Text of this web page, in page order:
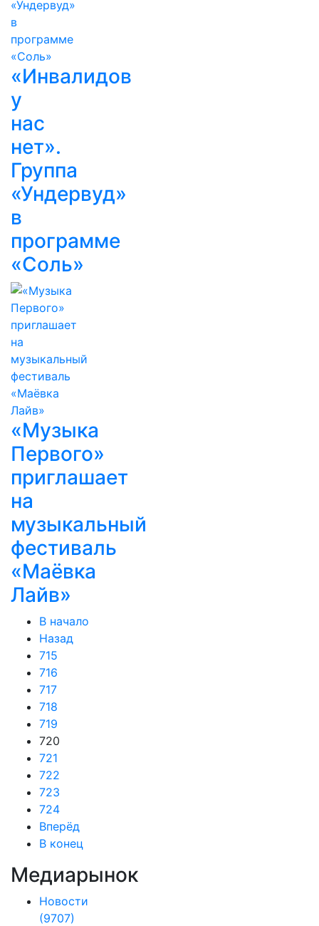
«Инвалидов
у
нас
нет».
Группа
«Ундервуд»
в
программе
«Соль»
«Музыка
Первого»
приглашает
на
музыкальный
фестиваль
«Маёвка
Лайв»
В начало
Назад
715
716
717
718
719
720
721
722
723
724
Вперёд
В конец
Медиарынок
Новости
(9707)